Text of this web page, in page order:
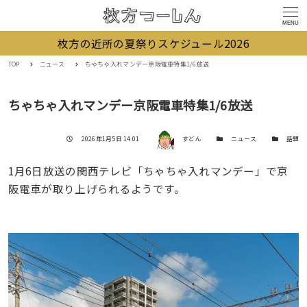
MENU
枚方の近所の夏祭りスケジュール2026
TOP ニュース ちゃちゃ入れマンデー京阪電車特集1/6放送
ちゃちゃ入れマンデー京阪電車特集1/6放送
投稿日
2026年1月5日 14:01 著者 すどん カテゴリー
ニュース カテゴリー
話題
1月6日放送の関西テレビ「ちゃちゃ入れマンデー」で京
阪電車が取り上げられるようです。